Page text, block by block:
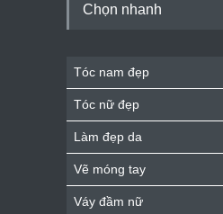
Chọn nhanh
Tóc nam đẹp
Tóc nữ đẹp
Làm đẹp da
Vẽ móng tay
Váy đầm nữ